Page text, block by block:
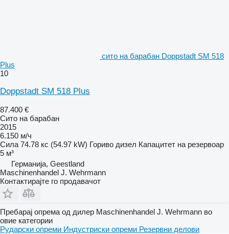
сито на барабан Doppstadt SM 518
Plus
10
Doppstadt SM 518 Plus
87.400 €
Сито на барабан
2015
6.150 м/ч
Сила 74.78 кс (54.97 kW) Гориво дизел Капацитет на резервоар
5 м³
Германија, Geestland
Maschinenhandel J. Wehrmann
Контактирајте го продавачот
Пребарај опрема од дилер Maschinenhandel J. Wehrmann во
овие категории
Рударски опреми Индустриски опреми Резервни делови